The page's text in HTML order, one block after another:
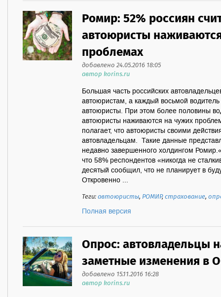
Ромир: 52% россиян
автоюристы
проблемах
добавлено 24.05.2016 18:05
автор korins.ru
Большая часть российских
автоюристам, а каждый восьмой водитель
автоюристы. При этом более половины
автоюристы наживаются на чужих
полагает, что автоюристы своими
автовладельцам. Такие данные
недавно завершенного холдингом
что 58% респондентов «никогда не
десятый сообщил, что не планирует в
Откровенно ...
Теги:автоюристы, РОМИР,страхование,
Полная версия
Опрос: автовладельцы
заметные изменения в
добавлено 15.11.2016 16:28
автор korins.ru